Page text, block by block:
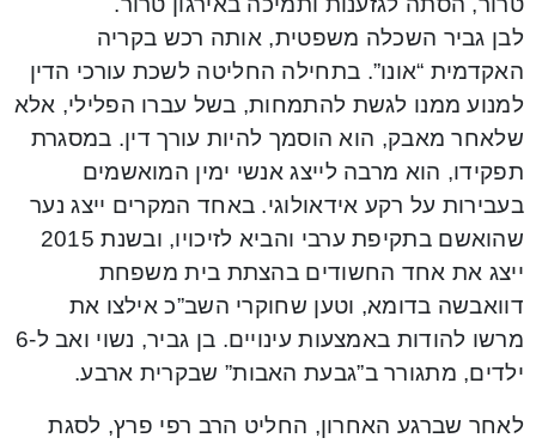
לבן גביר השכלה משפטית, אותה רכש בקריה
האקדמית “אונו”. בתחילה החליטה לשכת עורכי הדין
למנוע ממנו לגשת להתמחות, בשל עברו הפלילי, אלא
שלאחר מאבק, הוא הוסמך להיות עורך דין. במסגרת
תפקידו, הוא מרבה לייצג אנשי ימין המואשמים
בעבירות על רקע אידאולוגי. באחד המקרים ייצג נער
שהואשם בתקיפת ערבי והביא לזיכויו, ובשנת 2015
ייצג את אחד החשודים בהצתת בית משפחת
דוואבשה בדומא, וטען שחוקרי השב”כ אילצו את
מרשו להודות באמצעות עינויים. בן גביר, נשוי ואב ל-6
ילדים, מתגורר ב”גבעת האבות” שבקרית ארבע.
לאחר שברגע האחרון, החליט הרב רפי פרץ, לסגת